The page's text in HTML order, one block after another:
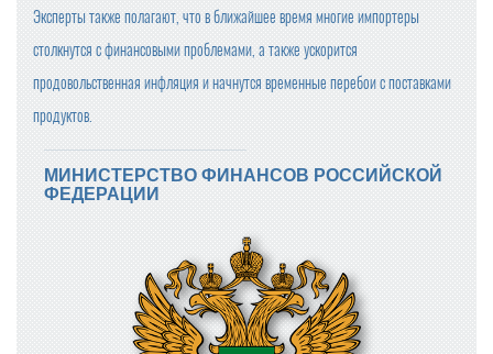
Эксперты также полагают, что в ближайшее время многие импортеры
столкнутся с финансовыми проблемами, а также ускорится
продовольственная инфляция и начнутся временные перебои с поставками
продуктов.
МИНИСТЕРСТВО ФИНАНСОВ РОССИЙСКОЙ
ФЕДЕРАЦИИ